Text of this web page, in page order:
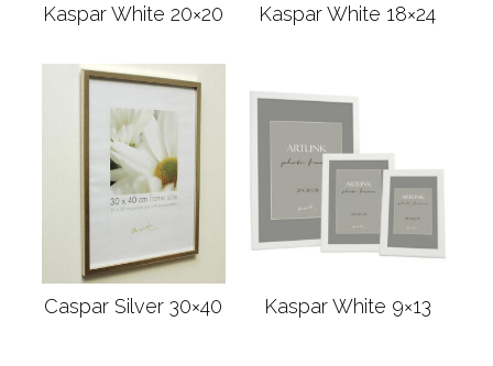
Weiterlesen
Kaspar White 20×20 Weiterlesen
Kaspar White 18×24
Weiterlesen
Caspar Silver 30×40 Weiterlesen
Kaspar White 9×13